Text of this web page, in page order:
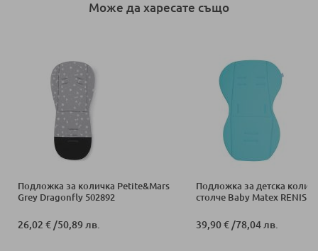
Може да харесате също
Подложка за количка Petite&Mars
Grey Dragonfly 502892
26,02 €/50,89 лв.
Подложка за детска
столче Baby Matex RENIS
39,90 €/78,04 лв.